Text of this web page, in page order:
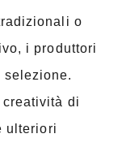
o
i produttori
selezione.
di
ulteriori